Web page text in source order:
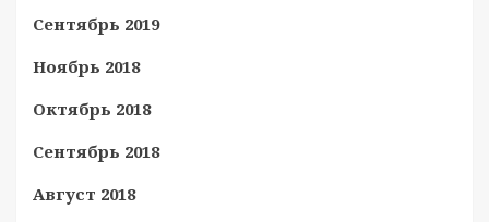
Сентябрь 2019
Ноябрь 2018
Октябрь 2018
Сентябрь 2018
Август 2018